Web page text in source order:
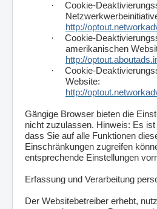
·
Cookie-
http://
·
Cookie-
amerikanischen
http://
·
Cookie-
Website:
http://
Gängige Browser bieten die
nicht zuzulassen. Hinweis: Es
dass Sie auf alle Funktionen
Einschränkungen zugreifen
entsprechende Einstellungen
Erfassung und Verarbeitung
Der Websitebetreiber erhebt,